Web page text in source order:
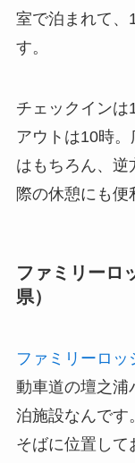
室で泊まれて、
す。
チェックインは
アウトは10時
はもちろん、逆
際の休憩にも便
ファミリーロ
県）
ファミリーロッ
動車道の壇之浦
泊施設なんです
そばに位置して